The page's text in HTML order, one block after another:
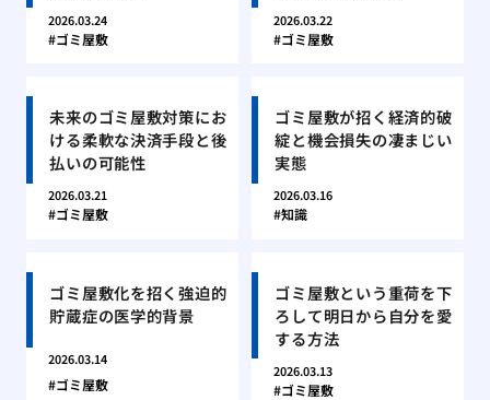
2026.03.24
ゴミ屋敷
2026.03.22
ゴミ屋敷
未来のゴミ屋敷対策にお
ける柔軟な決済手段と後
払いの可能性
2026.03.21
ゴミ屋敷
ゴミ屋敷が招く経済的破
綻と機会損失の凄まじい
実態
2026.03.16
知識
ゴミ屋敷化を招く強迫的
貯蔵症の医学的背景
2026.03.14
ゴミ屋敷
ゴミ屋敷という重荷を下
ろして明日から自分を愛
する方法
2026.03.13
ゴミ屋敷